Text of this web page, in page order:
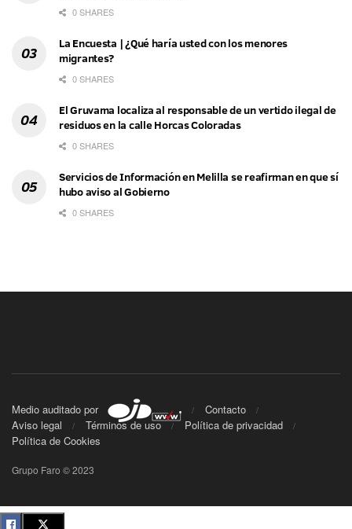
0 SHARES
La Encuesta | ¿Qué haría usted con los menores
migrantes?
0 SHARES
El Gruvama localiza al responsable de un vertido ilegal de
residuos en la calle Horcas Coloradas
0 SHARES
Servicios de Información en Melilla se reafirman en que sí
hubo aviso al Gobierno
0 SHARES
Medio auditado por
Contacto
Aviso legal
Términos de uso
Política de privacidad
Política de Cookies
Grupo Faro © 2023